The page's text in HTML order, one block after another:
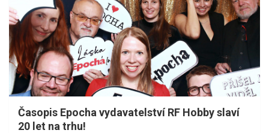
Časopis Epocha vydavatelství RF Hobby slaví
20 let na trhu!